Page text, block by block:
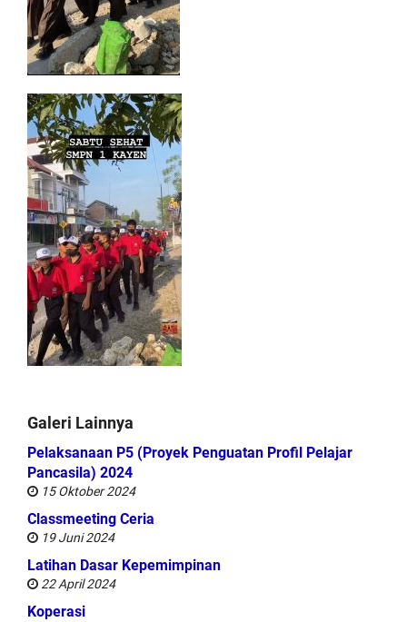
Galeri Lainnya
Pelaksanaan P5 (Proyek Penguatan Profil Pelajar
Pancasila) 2024
15 Oktober 2024
Classmeeting Ceria
19 Juni 2024
Latihan Dasar Kepemimpinan
22 April 2024
Koperasi